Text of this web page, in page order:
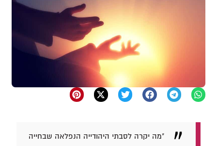
"מה יקרה לסבתי היהודייה הנפלאה שבחייה